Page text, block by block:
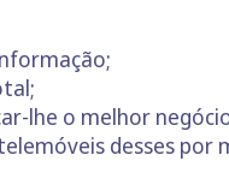
lhe o melhor
desses